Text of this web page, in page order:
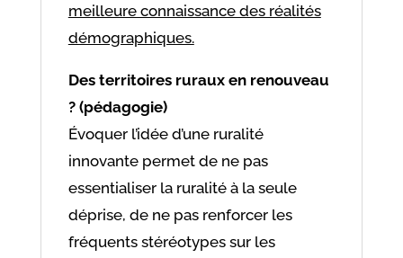
meilleure connaissance des réalités
démographiques.
Des territoires ruraux en renouveau
? (pédagogie)
Évoquer l’idée d’une ruralité
innovante permet de ne pas
essentialiser la ruralité à la seule
déprise, de ne pas renforcer les
fréquents stéréotypes sur les